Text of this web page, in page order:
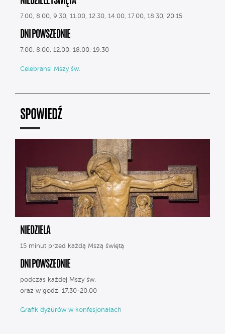
7.00, 8.00, 9.30, 11.00, 12.30, 14.00, 17.00, 18.30, 20.15
DNI POWSZEDNIE
7.00, 8.00, 12.00, 18.00, 19.30
Celebransi Mszy św.
SPOWIEDŹ
NIEDZIELA
15 minut przed każdą Mszą świętą
DNI POWSZEDNIE
podczas każdej Mszy św.
oraz w godz. 17.30-20.00
Grafik dyżurów w konfesjonałach